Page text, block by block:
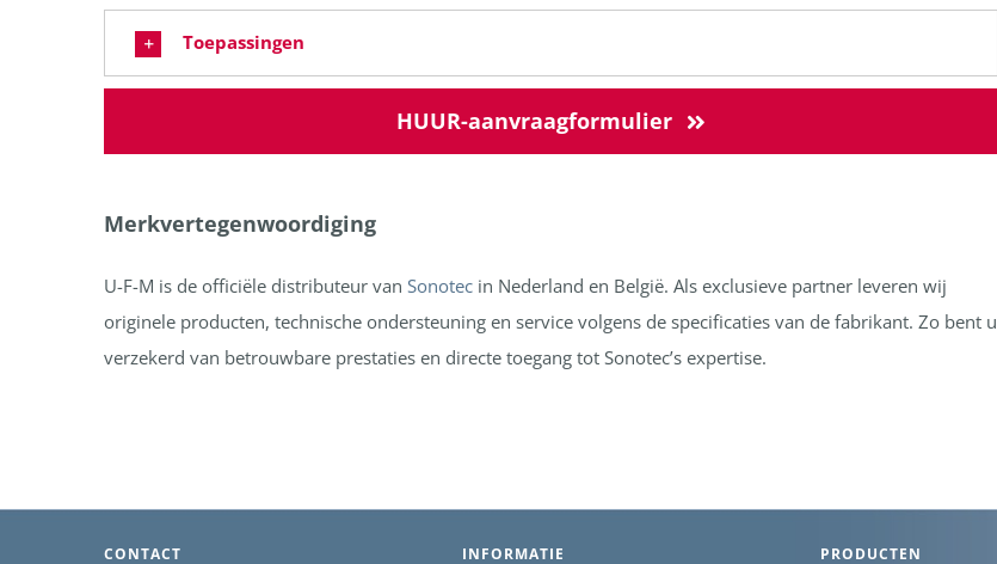
Toepassingen
HUUR-aanvraagformulier
Merkvertegenwoordiging
U-F-M is de officiële distributeur van Sonotec in Nederland en België. Als exclusieve partner leveren wij
originele producten, technische ondersteuning en service volgens de specificaties van de fabrikant. Zo bent u
verzekerd van betrouwbare prestaties en directe toegang tot Sonotec’s expertise.
CONTACT INFORMATIE PRODUCTEN